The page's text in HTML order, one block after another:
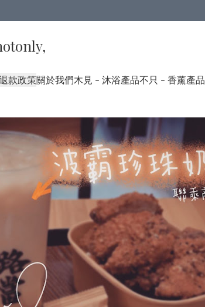
款政策關於我們木見 - 沐浴產品不只 - 香薰產品